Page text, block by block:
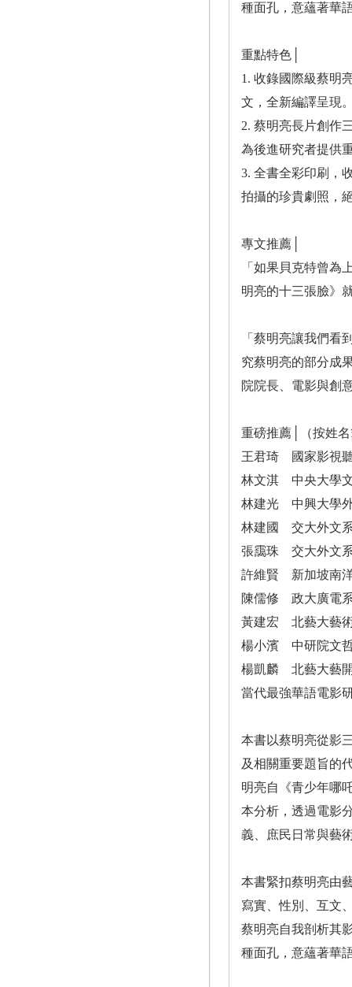
種面孔，意蘊著華
重點特色│
1. 收錄國際級蔡明
文，全新編譯呈現
2. 蔡明亮長片創作
為後進研究者提供
3. 全書全彩印刷，
拍攝的珍貴劇照，
專文推薦│
「如果貝克特曾為
明亮的十三張臉》
「蔡明亮讓我們看
究蔡明亮的部分成
院院長、電影與創
重磅推薦│（按姓
王君琦 國家影視
林文淇 中央大學文
林建光 中興大學
林建國 交大外文
張靄珠 交大外文系
許維賢 新加坡南洋
陳儒修 政大廣電
黃建宏 北藝大藝
楊小濱 中研院文哲
楊凱麟 北藝大藝
當代最強華語電影
本書以蔡明亮從影
及相關重要題旨的
明亮自《青少年哪
本分析，透過電影
義、庶民日常與藝
本書緊扣蔡明亮由
寫實、性別、互文
蔡明亮自我剖析其
種面孔，意蘊著華